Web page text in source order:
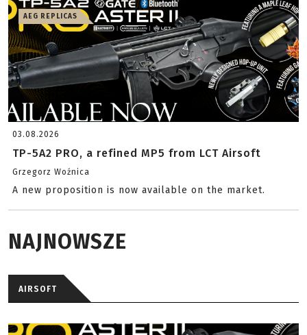
AEG REPLICAS
03.08.2026
TP-5A2 PRO, a refined MP5 from LCT Airsoft
Grzegorz Woźnica
A new proposition is now available on the market.
NAJNOWSZE
AIRSOFT